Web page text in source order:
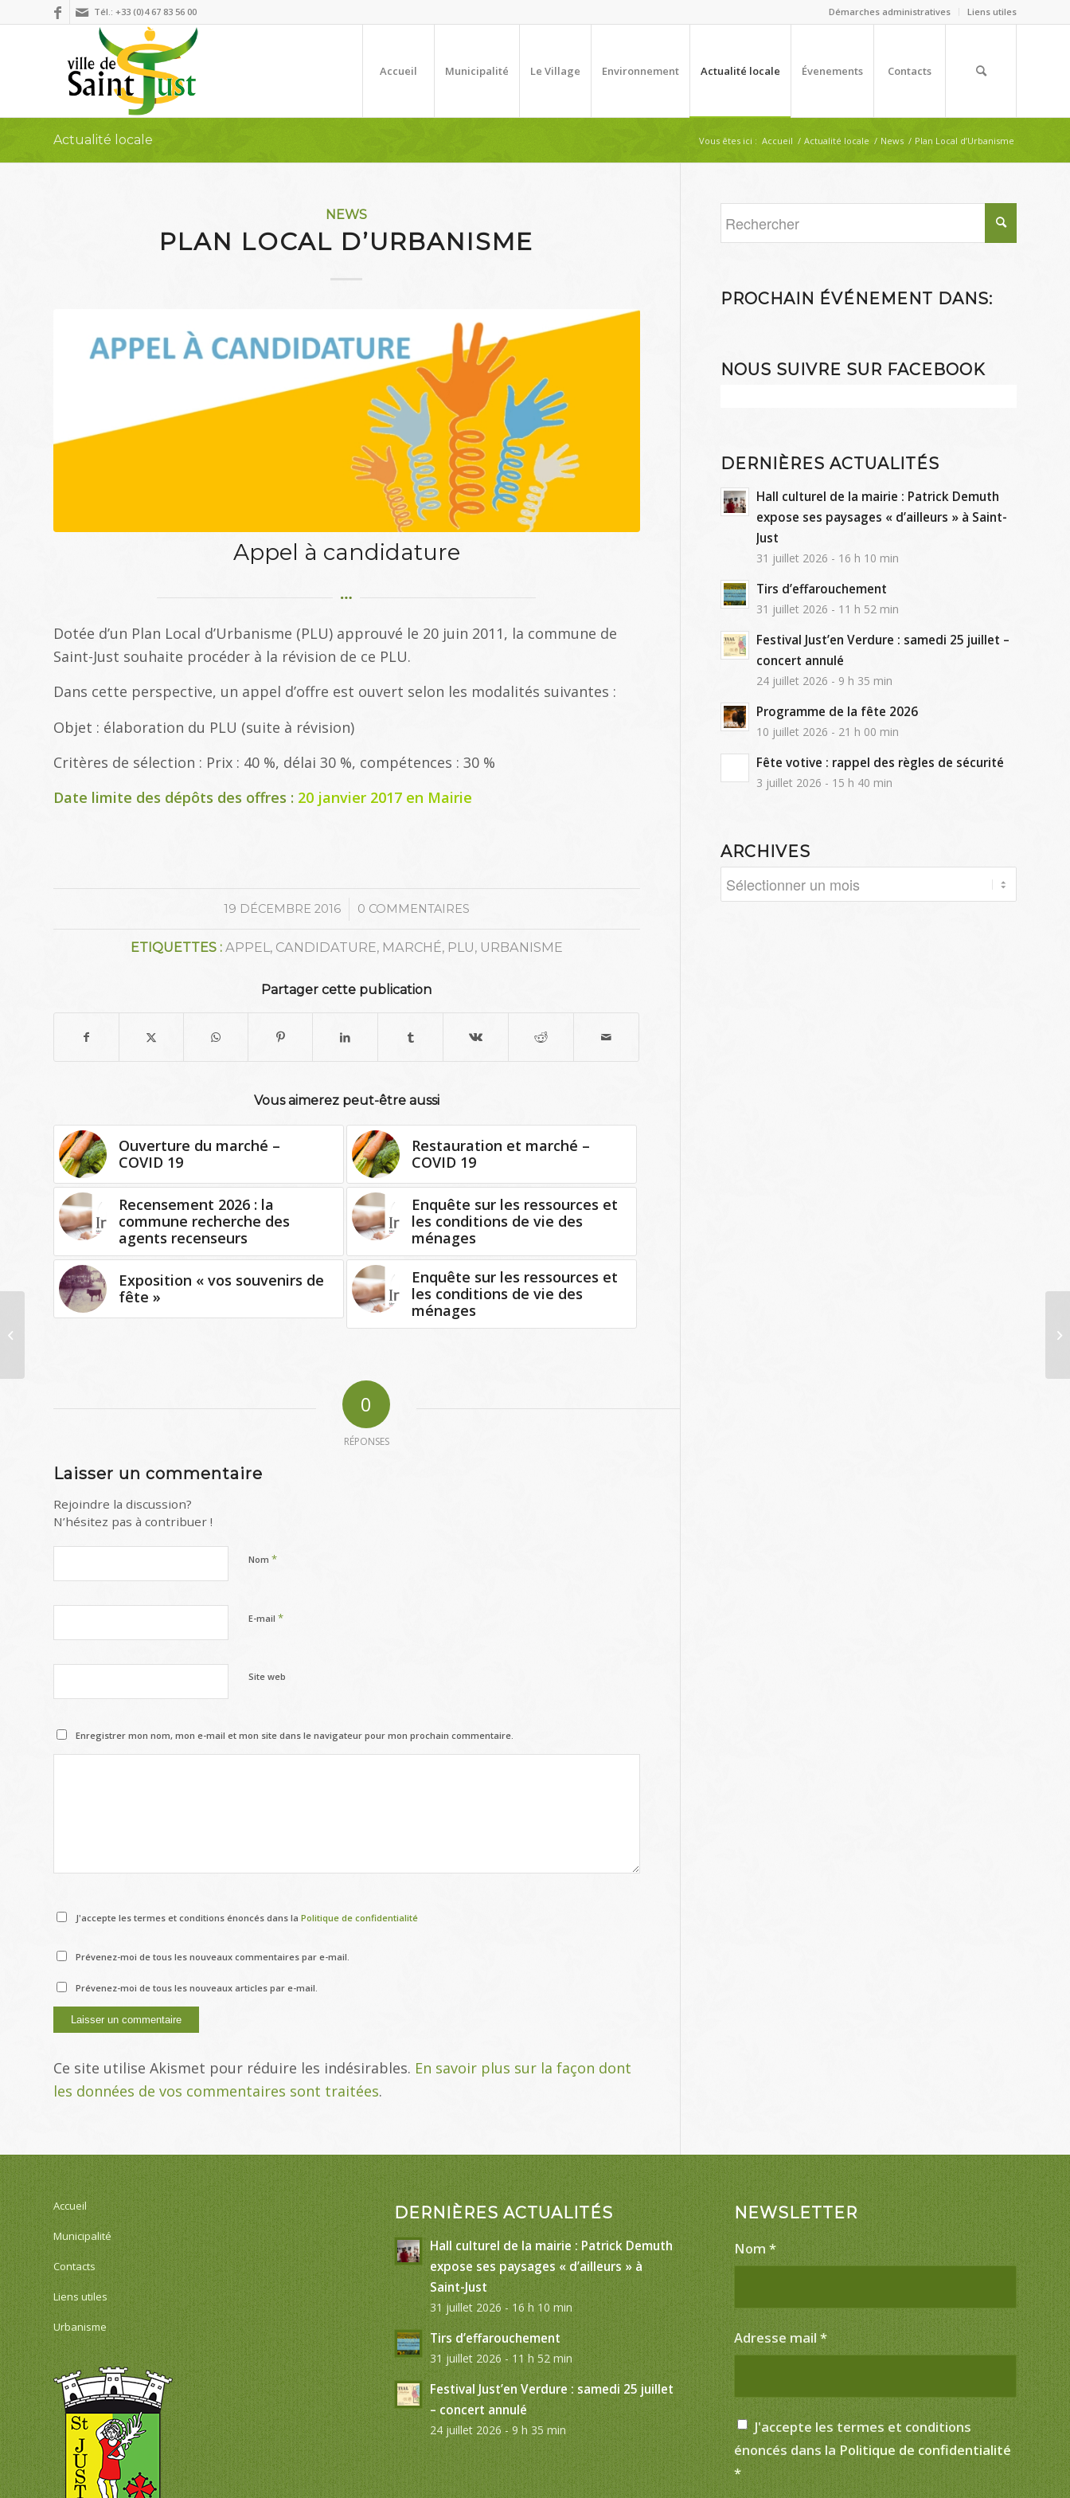
Démarches administratives Liens utiles
Tél.: +33 (0)4 67 83 56 00
Accueil Municipalité Le Village Environnement Actualité locale Évenements Contacts
Actualité locale Vous êtes ici : Accueil / Actualité locale / News / Plan Local d’Urbanisme
NEWS
PLAN LOCAL D’URBANISME
Appel à candidature
Dotée d’un Plan Local d’Urbanisme (PLU) approuvé le 20 juin 2011, la commune de
Saint-Just souhaite procéder à la révision de ce PLU.
Dans cette perspective, un appel d’offre est ouvert selon les modalités suivantes :
Objet : élaboration du PLU (suite à révision)
Critères de sélection : Prix : 40 %, délai 30 %, compétences : 30 %
Date limite des dépôts des offres : 20 janvier 2017 en Mairie
19 DÉCEMBRE 2016
/ 0 COMMENTAIRES
ETIQUETTES : APPEL , CANDIDATURE, MARCHÉ, PLU, URBANISME
Partager cette publication
Vous aimerez peut-être aussi
Ouverture du marché –
COVID 19
Restauration et marché –
COVID 19
Recensement 2026 : la
commune recherche des
agents recenseurs
Enquête sur les ressources et
les conditions de vie des
ménages
Exposition « vos souvenirs de
fête »
Enquête sur les ressources et
les conditions de vie des
ménages
0
RÉPONSES
Laisser un commentaire
Rejoindre la discussion?
N’hésitez pas à contribuer !
Nom *
E-mail *
Site web
Enregistrer mon nom, mon e-mail et mon site dans le navigateur pour mon prochain commentaire.
J'accepte les termes et conditions énoncés dans la Politique de confidentialité
Prévenez-moi de tous les nouveaux commentaires par e-mail.
Prévenez-moi de tous les nouveaux articles par e-mail.
Ce site utilise Akismet pour réduire les indésirables. En savoir plus sur la façon dont
les données de vos commentaires sont traitées.
PROCHAIN ÉVÉNEMENT DANS:
NOUS SUIVRE SUR FACEBOOK
DERNIÈRES ACTUALITÉS
Hall culturel de la mairie : Patrick Demuth
expose ses paysages « d’ailleurs » à Saint-
Just
31 juillet 2026 - 16 h 10 min
Tirs d’effarouchement
31 juillet 2026 - 11 h 52 min
Festival Just’en Verdure : samedi 25 juillet –
concert annulé
24 juillet 2026 - 9 h 35 min
Programme de la fête 2026
10 juillet 2026 - 21 h 00 min
Fête votive : rappel des règles de sécurité
3 juillet 2026 - 15 h 40 min
ARCHIVES
Accueil
Municipalité
Contacts
Liens utiles
Urbanisme
DERNIÈRES ACTUALITÉS
Hall culturel de la mairie : Patrick Demuth
expose ses paysages « d’ailleurs » à
Saint-Just
31 juillet 2026 - 16 h 10 min
Tirs d’effarouchement
31 juillet 2026 - 11 h 52 min
Festival Just’en Verdure : samedi 25 juillet
– concert annulé
24 juillet 2026 - 9 h 35 min
NEWSLETTER
Nom*
Adresse mail*
J'accepte les termes et conditions
énoncés dans la Politique de confidentialité
*